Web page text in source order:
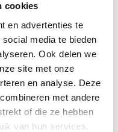
cookies
en advertenties te
media te bieden
Ook delen we
site met onze
en analyse. Deze
met andere
of die ze hebben
van hun services.
aan ontwikkeling
trots dat we ervaren
bijdragen
en klanten.
collega’s en
heel erg trots op te